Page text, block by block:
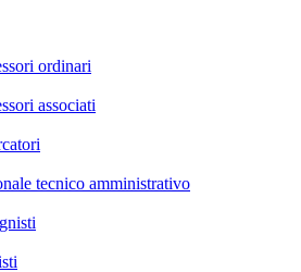
ordinari
associati
tecnico amministrativo